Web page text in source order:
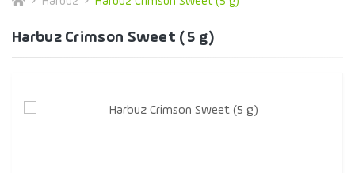
Harbuz Crimson Sweet (5 g)